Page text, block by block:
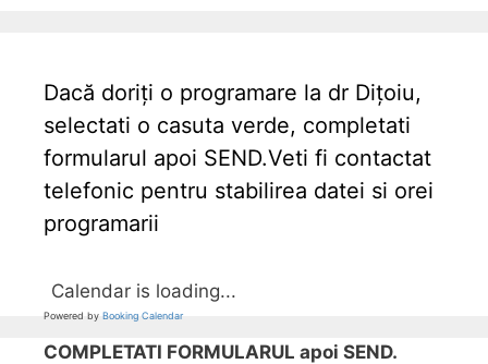
Dacă doriți o programare la dr Dițoiu,
selectati o casuta verde, completati
formularul apoi SEND.Veti fi contactat
telefonic pentru stabilirea datei si orei
programarii
Calendar is loading...
Powered by Booking Calendar
COMPLETATI FORMULARUL apoi SEND.